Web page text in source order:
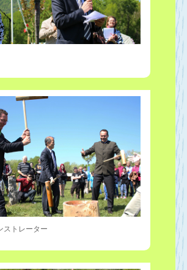
ストレーター